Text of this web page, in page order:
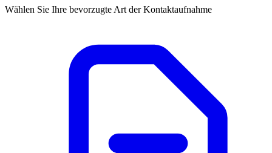
Wählen Sie Ihre bevorzugte Art der Kontaktaufnahme